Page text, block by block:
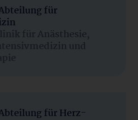
für
für Anästhesie,
und
für Herz-